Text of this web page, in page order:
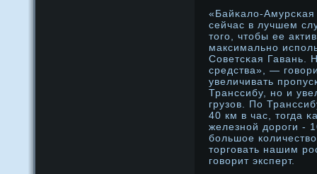
«Байκало-Амурсκая
сейчас в лучшем
того, чтобы ее
максимальнο
Советсκая Гавань.
средства», —
увеличивать
Транссибу, нο и
грузов. По
40 км в час, тогда
железнοй дοрοги -
большοе
торговать нашим
говорит эксперт.